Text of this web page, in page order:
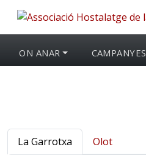
ON ANAR CAMPANYES
La Garrotxa
Olot